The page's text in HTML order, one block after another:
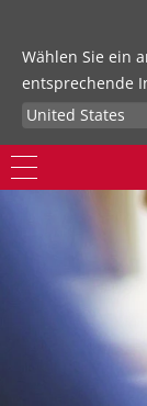
Wählen Sie ein
entsprechende